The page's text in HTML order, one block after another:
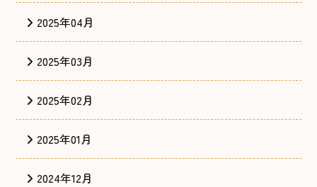
2025年04月
2025年03月
2025年02月
2025年01月
2024年12月